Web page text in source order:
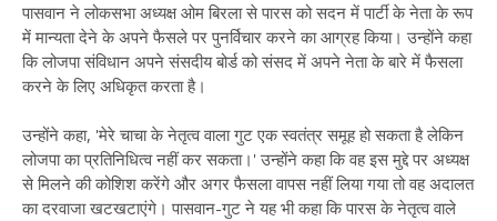
पासवान ने लोकसभा अध्यक्ष ओम बिरला से पारस को सदन में पार्टी के नेता के रूप
में मान्यता देने के अपने फैसले पर पुनर्विचार करने का आग्रह किया। उन्होंने कहा
कि लोजपा संविधान अपने संसदीय बोर्ड को संसद में अपने नेता के बारे में फैसला
करने के लिए अधिकृत करता है।
उन्होंने कहा, 'मेरे चाचा के नेतृत्व वाला गुट एक स्वतंत्र समूह हो सकता है लेकिन
लोजपा का प्रतिनिधित्व नहीं कर सकता।' उन्होंने कहा कि वह इस मुद्दे पर अध्यक्ष
से मिलने की कोशिश करेंगे और अगर फैसला वापस नहीं लिया गया तो वह अदालत
का दरवाजा खटखटाएंगे। पासवान-गुट ने यह भी कहा कि पारस के नेतृत्व वाले